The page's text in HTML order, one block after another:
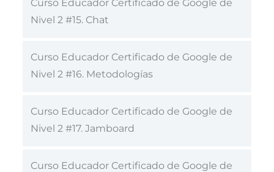
Curso Educador Certificado de Google de
Nivel 2 #15. Chat
Curso Educador Certificado de Google de
Nivel 2 #16. Metodologías
Curso Educador Certificado de Google de
Nivel 2 #17. Jamboard
Curso Educador Certificado de Google de